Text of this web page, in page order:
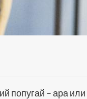
попугай – ара